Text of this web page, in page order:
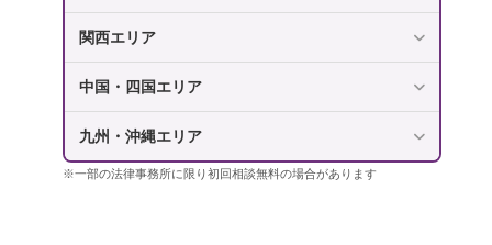
DVやモラハラ被害を受けたときに無料相談でき
る？
弁護士に離婚問題を依頼した解決事例
関西エリア
中国・四国エリア
九州・沖縄エリア
※一部の法律事務所に限り初回相談無料の場合があります